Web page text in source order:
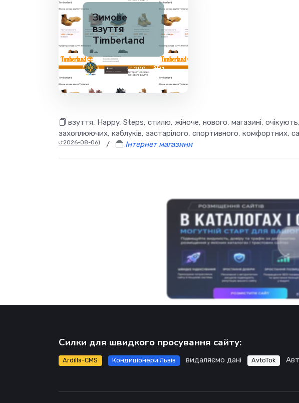
Зимове
взуття
Timberland
✅ 200 1
взуття, Happy, Steps, стилю, жіноче, нового, магазині, очікують,
захоплюючих, каблуків, застарілого, спортивного, комфортних,
⮍2026-08-06) / Інтернет магазини
Силки для швидкого просування сайту:
Ardilla-CMS Кондиціонери Львів видаляємо дані AvtoTok